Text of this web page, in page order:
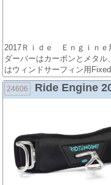
2017Ｒｉｄｅ Ｅｎｇｉｎｅ
ダーバーはカーボンとメタ
はウィンドサーフィン用
24606 Ride Engine